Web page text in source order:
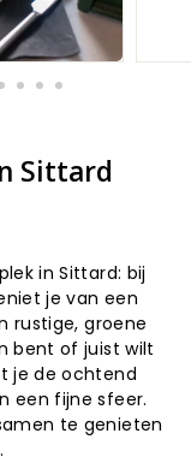
Sittard
in Sittard: bij
je van een
rustige, groene
bent of juist wilt
je de ochtend
een fijne sfeer.
te genieten